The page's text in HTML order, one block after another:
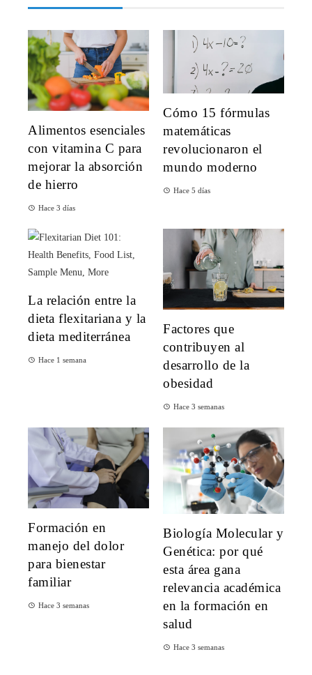
Alimentos esenciales
con vitamina C para
mejorar la absorción
de hierro
Hace 3 días
Cómo 15 fórmulas
matemáticas
revolucionaron el
mundo moderno
Hace 5 días
La relación entre la
dieta flexitariana y la
dieta mediterránea
Hace 1 semana
Factores que
contribuyen al
desarrollo de la
obesidad
Hace 3 semanas
Formación en
manejo del dolor
para bienestar
familiar
Hace 3 semanas
Biología Molecular y
Genética: por qué
esta área gana
relevancia académica
en la formación en
salud
Hace 3 semanas